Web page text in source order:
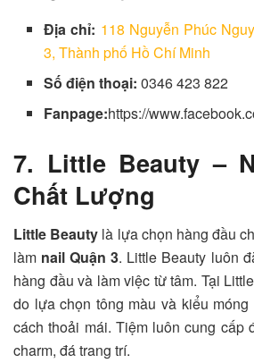
Địa chỉ: 118 Nguyễn Phúc
3, Thành phố Hồ Chí Minh
Số điện thoại:0346 423 822
Fanpage:https://
7. Little Beauty –
Chất Lượng
Little Beauty là lựa chọn hàng đầu
làm nail Quận 3. Little Beauty luôn
hàng đầu và làm việc từ tâm. Tại
do lựa chọn tông màu và kiểu
cách thoải mái. Tiệm luôn cung cấp
charm, đá trang trí.